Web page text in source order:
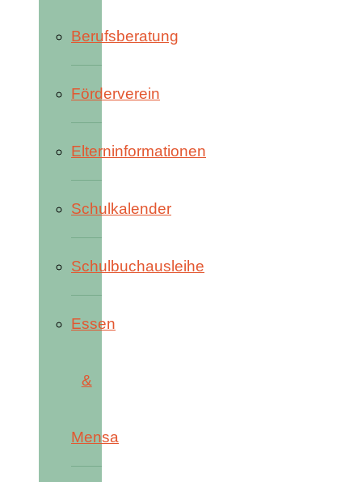
Berufsberatung
Förderverein
Elterninformationen
Schulkalender
Schulbuchausleihe
Essen
&
Mensa